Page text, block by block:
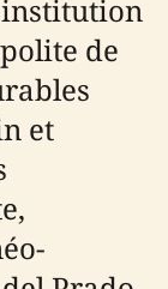
institution
de
et